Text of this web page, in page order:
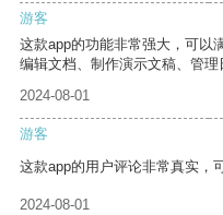
游客
这款app的功能非常强大，可以
编辑文档、制作演示文稿、管理
2024-08-01
游客
这款app的用户评论非常真实，
2024-08-01